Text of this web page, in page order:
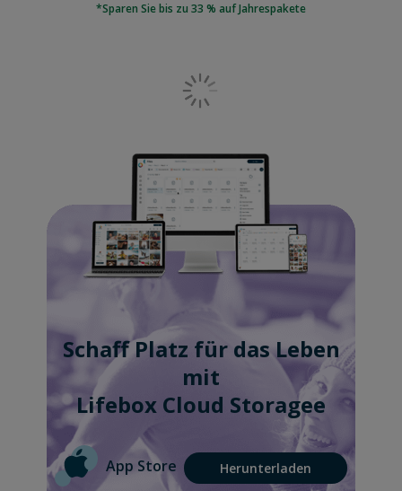
*Sparen Sie bis zu 33 % auf Jahrespakete
Schaff Platz für das Leben
mit
Lifebox Cloud Storagee
App Store Herunterladen